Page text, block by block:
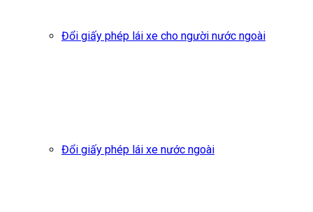
Đổi giấy phép lái xe cho người nước ngoài
Đổi giấy phép lái xe nước ngoài